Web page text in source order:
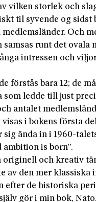
vilken storlek och
til syvende og sidst
medlemsländer. Och
samsas runt det ovala
intressen och
förstås bara 12; de
som ledde till just
antalet
visas i bokens första
sig ända in i 1960-
ambition is born”.
originell och kreativ
av den mer klassiska
efter de historiska
gör i min bok,